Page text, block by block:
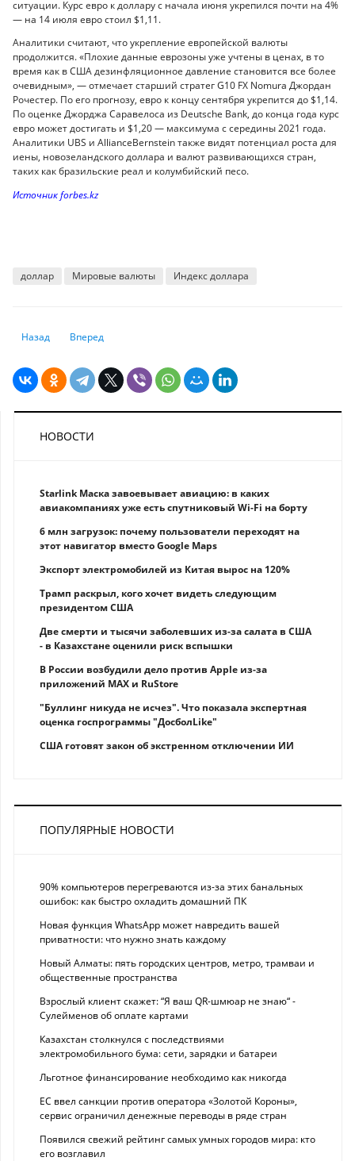
ситуации. Курс евро к доллару с начала июня укрепился почти на 4%
— на 14 июля евро стоил $1,11.
Аналитики считают, что укрепление европейской валюты
продолжится. «Плохие данные еврозоны уже учтены в ценах, в то
время как в США дезинфляционное давление становится все более
очевидным», — отмечает старший стратег G10 FX Nomura Джордан
Рочестер. По его прогнозу, евро к концу сентября укрепится до $1,14.
По оценке Джорджа Саравелоса из Deutsche Bank, до конца года курс
евро может достигать и $1,20 — максимума с середины 2021 года.
Аналитики UBS и AllianceBernstein также видят потенциал роста для
иены, новозеландского доллара и валют развивающихся стран,
таких как бразильские реал и колумбийский песо.
Источник forbes.kz
доллар Мировые валюты Индекс доллара
Предыдущий: Эра легких нефтяных денег в Казахстане закончилась
Назад Следующий: Помощь в получении кредита: кто ее
Вперед
НОВОСТИ
Starlink Маска завоевывает авиацию: в каких
авиакомпаниях уже есть спутниковый Wi-Fi на борту
6 млн загрузок: почему пользователи переходят на
этот навигатор вместо Google Maps
Экспорт электромобилей из Китая вырос на 120%
Трамп раскрыл, кого хочет видеть следующим
президентом США
Две смерти и тысячи заболевших из-за салата в США
- в Казахстане оценили риск вспышки
В России возбудили дело против Apple из-за
приложений MAX и RuStore
"Буллинг никуда не исчез". Что показала экспертная
оценка госпрограммы "ДосболLike"
США готовят закон об экстренном отключении ИИ
ПОПУЛЯРНЫЕ НОВОСТИ
90% компьютеров перегреваются из-за этих банальных
ошибок: как быстро охладить домашний ПК
Новая функция WhatsApp может навредить вашей
приватности: что нужно знать каждому
Новый Алматы: пять городских центров, метро, трамваи и
общественные пространства
Взрослый клиент скажет: “Я ваш QR-шмюар не знаю“ -
Сулейменов об оплате картами
Казахстан столкнулся с последствиями
электромобильного бума: сети, зарядки и батареи
Льготное финансирование необходимо как никогда
ЕС ввел санкции против оператора «Золотой Короны»,
сервис ограничил денежные переводы в ряде стран
Появился свежий рейтинг самых умных городов мира: кто
его возглавил